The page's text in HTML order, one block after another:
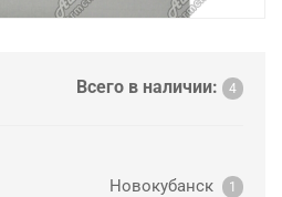
Всего в наличии: 4
Новокубанск 1